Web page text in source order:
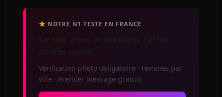
NOTRE N1 TESTE EN FRANCE
Verification photo obligatoire · Femmes par
ville · Premier message gratuit